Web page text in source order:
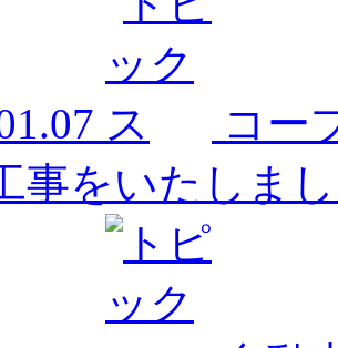
コー
事をいたしま